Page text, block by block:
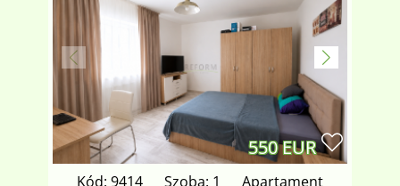
550 EUR
Kód: 9414 Szoba: 1 Apartament